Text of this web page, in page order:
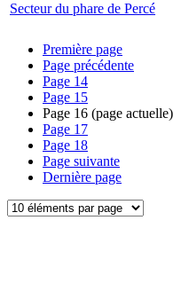
Secteur du phare de Percé
Première page
Page précédente
Page 14
Page 15
Page 16 (page actuelle)
Page 17
Page 18
Page suivante
Dernière page